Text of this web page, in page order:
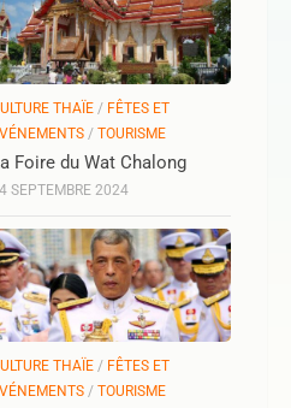
THAÏE / FÊTES ET
/ TOURISME
Foire du Wat Chalong
SEPTEMBRE 2024
THAÏE / FÊTES ET
/ TOURISME